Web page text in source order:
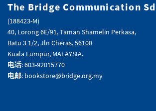
The Bridge Communication
(188423-M)
40, Lorong 6E/91, Taman Shamelin Perkasa,
Batu 3 1/2, Jln Cheras, 56100
Kuala Lumpur, MALAYSIA.
电话: 603-92015770
电邮: bookstore@bridge.org.my